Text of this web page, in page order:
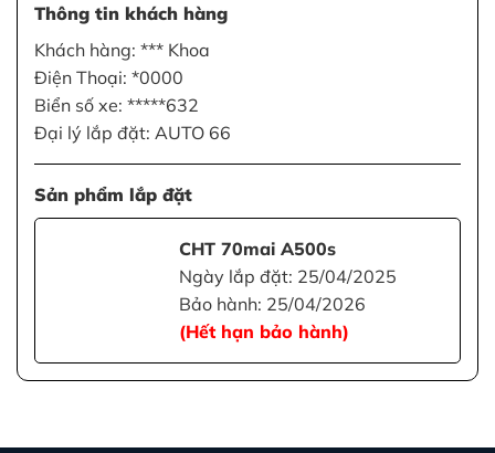
Thông tin khách hàng
Khách hàng: *** Khoa
Điện Thoại: *0000
Biển số xe: *****632
Đại lý lắp đặt: AUTO 66
Sản phẩm lắp đặt
CHT 70mai A500s
Ngày lắp đặt: 25/04/2025
Bảo hành: 25/04/2026
(Hết hạn bảo hành)